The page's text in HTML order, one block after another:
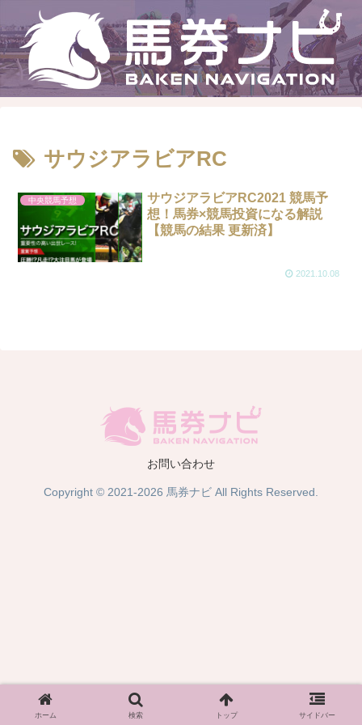
サウジアラビアRC
中央競馬予想
サウジアラビアRC2021 競馬予
想！馬券×競馬投資になる解説
【競馬の結果 更新済】
2021.10.08
お問い合わせ
Copyright © 2021-2026 馬券ナビ All Rights Reserved.
ホーム 検索 トップ サイドバー